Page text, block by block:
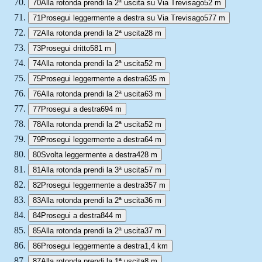
70Alla rotonda prendi la 2ª uscita su Via Trevisago52 m
71 Prosegui leggermente a destra su Via Trevisago577 m
72Alla rotonda prendi la 2ª uscita28 m
73Prosegui dritto581 m
74Alla rotonda prendi la 2ª uscita52 m
75Prosegui leggermente a destra635 m
76Alla rotonda prendi la 2ª uscita63 m
77Prosegui a destra694 m
78Alla rotonda prendi la 2ª uscita52 m
79Prosegui leggermente a destra64 m
80Svolta leggermente a destra428 m
81Alla rotonda prendi la 3ª uscita57 m
82Prosegui leggermente a destra357 m
83Alla rotonda prendi la 2ª uscita36 m
84Prosegui a destra844 m
85Alla rotonda prendi la 2ª uscita37 m
86Prosegui leggermente a destra1,4 km